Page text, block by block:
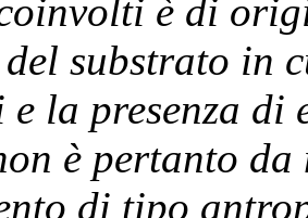
è di
substrato in
e la presenza
è pertanto
di tipo